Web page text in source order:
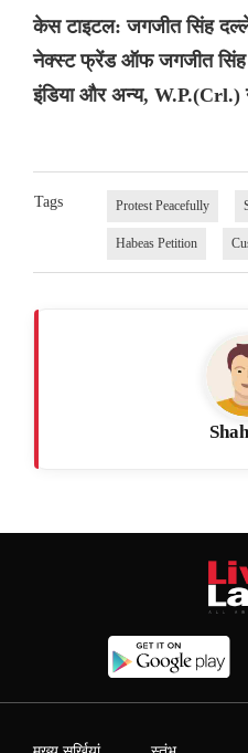
केस टाइटल: जगजीत सिंह
नेक्स्ट फ्रेंड ऑफ जगजीत सिंह
इंडिया और अन्य, W.P.(Crl.)
Tags Protest Peacefully
Habeas Petition